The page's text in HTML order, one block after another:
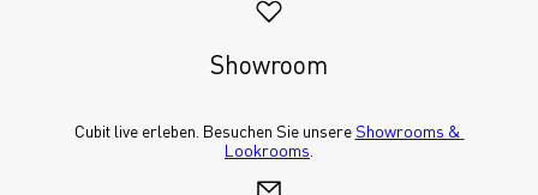
Showroom
Cubit live erleben. Besuchen Sie unsere Showrooms &
Lookrooms